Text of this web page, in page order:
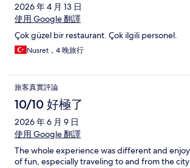
2026 年 4 月 13 日
使用 Google 翻譯
Çok güzel bir restaurant. Çok ilgili personel.
Nusret，4 晚旅行
旅客真實評論
10/10 好極了
2026 年 6 月 9 日
使用 Google 翻譯
The whole experience was different and
of fun, especially traveling to and from the